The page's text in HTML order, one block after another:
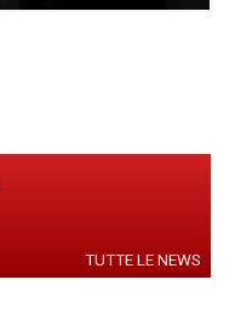
TUTTE LE NEWS